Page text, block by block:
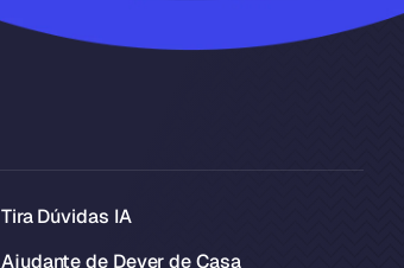
Tira Dúvidas IA
Ajudante de Dever de Casa